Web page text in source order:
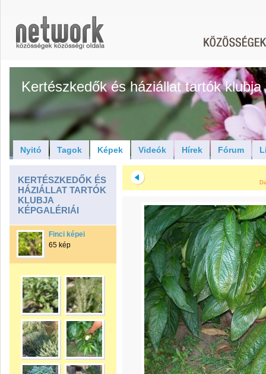
Kertészkedők és háziállat tartók klubja
Nyitó Tagok Képek Videók Hírek Fórum
KERTÉSZKEDŐK ÉS
HÁZIÁLLAT TARTÓK
KLUBJA
KÉPGALÉRIÁI
Finci képei
65 kép